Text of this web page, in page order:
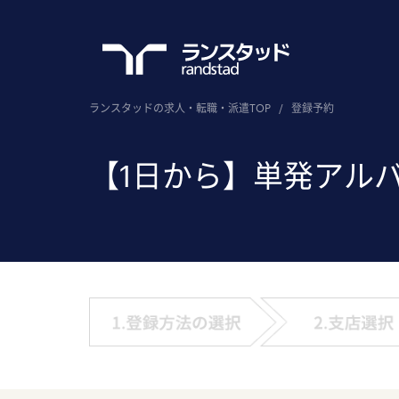
ランスタッドの求人・転職・派遣TOP / 登録予約
【1日から】単発アル